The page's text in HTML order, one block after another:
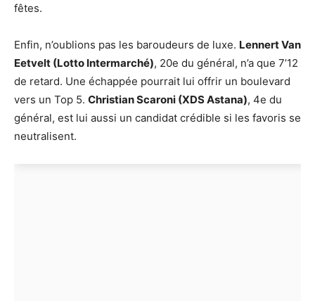
fêtes.
Enfin, n’oublions pas les baroudeurs de luxe. Lennert Van
Eetvelt (Lotto Intermarché), 20e du général, n’a que 7’12
de retard. Une échappée pourrait lui offrir un boulevard
vers un Top 5. Christian Scaroni (XDS Astana), 4e du
général, est lui aussi un candidat crédible si les favoris se
neutralisent.